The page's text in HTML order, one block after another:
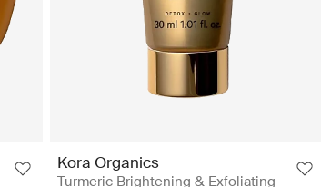
Kora Organics
Turmeric Brightening & Exfoliating